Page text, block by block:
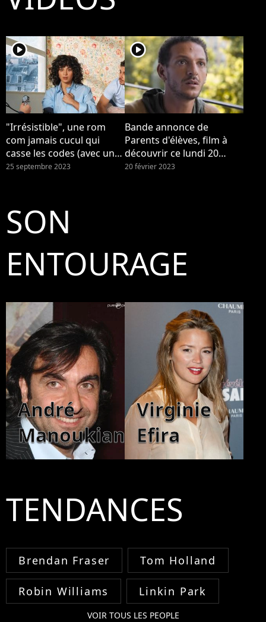
player2
"Irrésistible", une rom
com jamais cucul qui
casse les codes (avec une
royale Camelia Jordana)
25 septembre 2023
player2
Bande annonce de
Parents d'élèves, film à
découvrir ce lundi 20
février 2023 à 21h10 sur
20 février 2023
SON
ENTOURAGE
André
Manoukian
Virginie
Efira
TENDANCES
Brendan Fraser Tom Holland
Robin Williams Linkin Park
VOIR TOUS LES PEOPLE